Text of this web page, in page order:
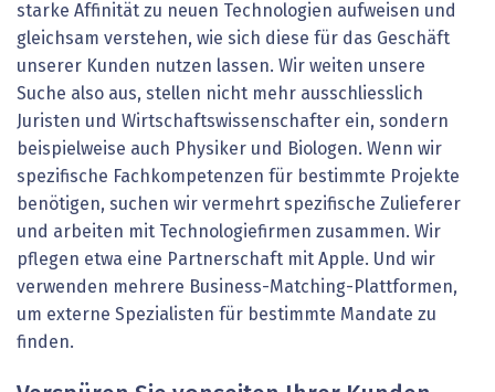
starke Affinität zu neuen Technologien aufweisen und
gleichsam verstehen, wie sich diese für das Geschäft
unserer Kunden nutzen lassen. Wir weiten unsere
Suche also aus, stellen nicht mehr ausschliesslich
Juristen und Wirtschaftswissenschafter ein, sondern
beispielweise auch Physiker und Biologen. Wenn wir
spezifische Fachkompetenzen für bestimmte Projekte
benötigen, suchen wir vermehrt spezifische Zulieferer
und arbeiten mit Technologiefirmen zusammen. Wir
pflegen etwa eine Partnerschaft mit Apple. Und wir
verwenden mehrere Business-Matching-Plattformen,
um externe Spezialisten für bestimmte Mandate zu
finden.